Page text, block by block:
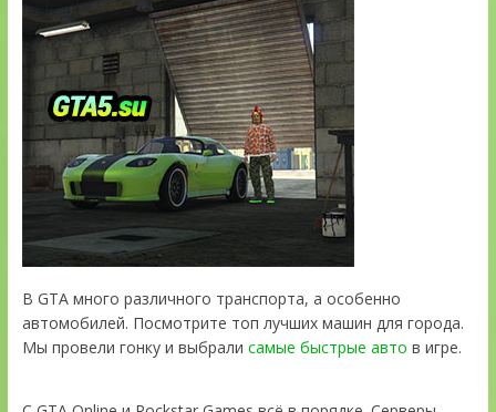
В GTA много различного транспорта, а особенно
автомобилей. Посмотрите топ лучших машин для города.
Мы провели гонку и выбрали самые быстрые авто в игре.